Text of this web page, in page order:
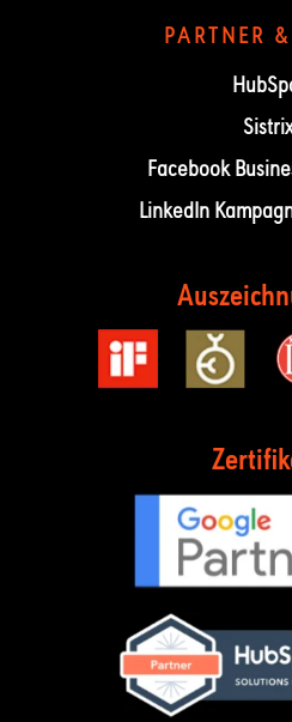
PARTNER
Sistrix
Facebook
LinkedIn